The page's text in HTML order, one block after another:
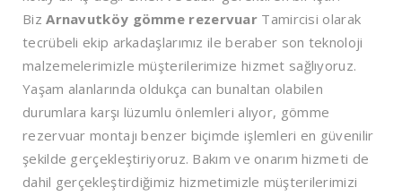
BizArnavutköy gömme rezervuar Tamircisi olarak
tecrübeli ekip arkadaşlarımız ile beraber son teknoloji
malzemelerimizle müşterilerimize hizmet sağlıyoruz.
Yaşam alanlarında oldukça can bunaltan olabilen
durumlara karşı lüzumlu önlemleri alıyor, gömme
rezervuar montajı benzer biçimde işlemleri en güvenilir
şekilde gerçekleştiriyoruz. Bakım ve onarım hizmeti de
dahil gerçekleştirdiğimiz hizmetimizle müşterilerimizi